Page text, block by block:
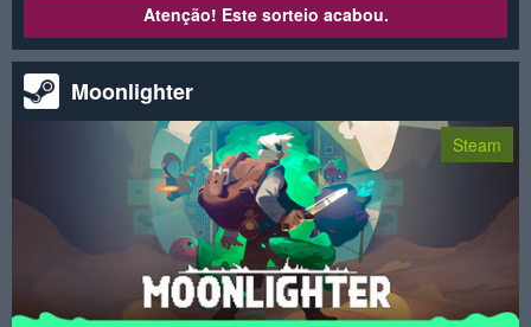
Atenção! Este sorteio acabou.
Moonlighter
Steam